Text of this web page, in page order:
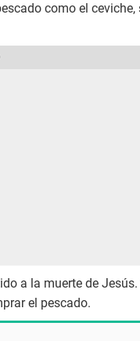
como el ceviche,
a la muerte de
el pescado.